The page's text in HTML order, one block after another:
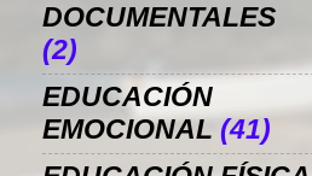
DOCUMENTALES
(2)
EDUCACIÓN
EMOCIONAL (41)